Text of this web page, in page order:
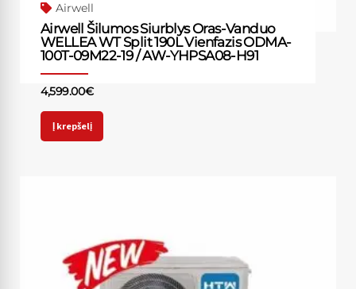
Airwell
Airwell Šilumos Siurblys Oras-Vanduo
WELLEA WT Split 190L Vienfazis ODMA-
100T-09M22-19 / AW-YHPSA08-H91
4,599.00€
Į krepšelį